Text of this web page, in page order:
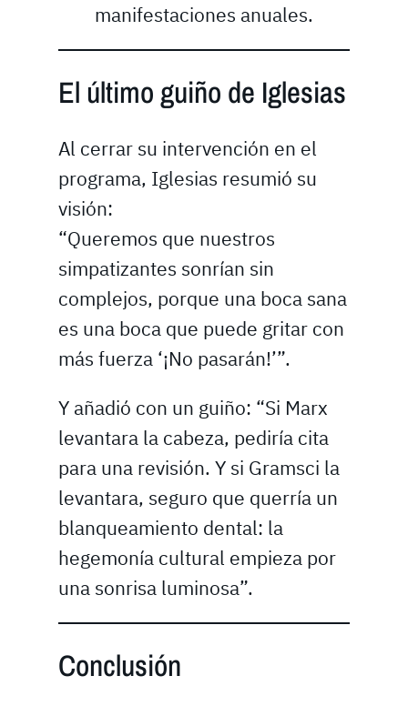
manifestaciones anuales.
El último guiño de Iglesias
Al cerrar su intervención en el
programa, Iglesias resumió su
visión:
“Queremos que nuestros
simpatizantes sonrían sin
complejos, porque una boca sana
es una boca que puede gritar con
más fuerza ‘¡No pasarán!’”.
Y añadió con un guiño: “Si Marx
levantara la cabeza, pediría cita
para una revisión. Y si Gramsci la
levantara, seguro que querría un
blanqueamiento dental: la
hegemonía cultural empieza por
una sonrisa luminosa”.
Conclusión